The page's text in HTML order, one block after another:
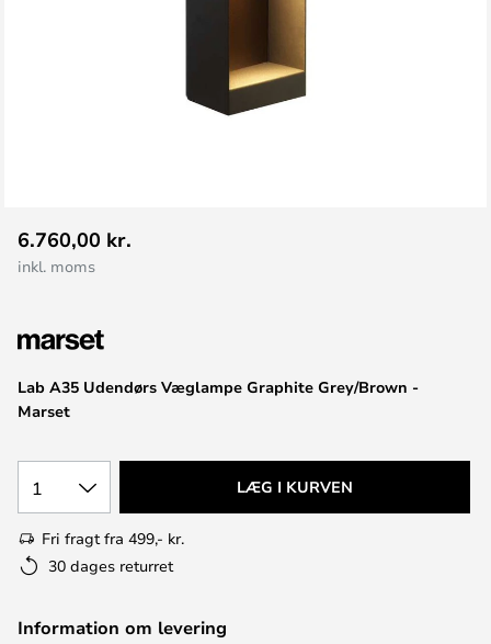
til
starten
billedgalleriet
Lab A35 Udendørs Væglampe Graphite Grey/Brown -
Marset
6.760,00 kr.
inkl. moms
1 LÆG I KURVEN
Fri fragt fra 499,- kr.
30 dages returret
Information om levering